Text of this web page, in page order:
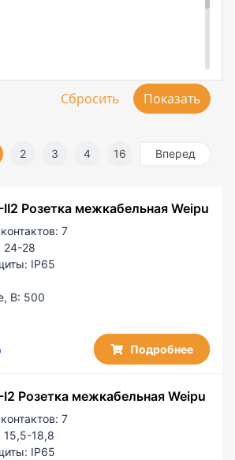
2 3 4 16 Вперед
Розетка межкабельная Weipu
7
24-28
IP65
В: 500
Подробнее
Розетка межкабельная Weipu
7
15,5-18,8
IP65